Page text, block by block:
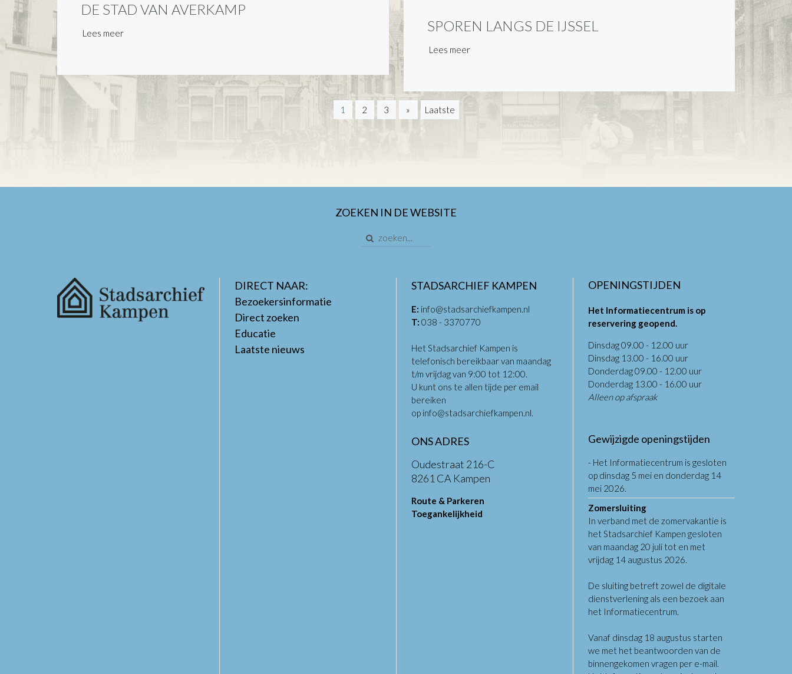
DE STAD VAN AVERKAMP
Lees meer SPOREN LANGS DE IJSSEL
Lees meer
1 2 3 » Laatste
ZOEKEN IN DE WEBSITE
DIRECT NAAR:
Bezoekersinformatie
Direct zoeken
Educatie
Laatste nieuws
STADSARCHIEF KAMPEN
E: info@stadsarchiefkampen.nl
T: 038 - 3370770
Het Stadsarchief Kampen is
telefonisch bereikbaar van maandag
t/m vrijdag van 9:00 tot 12:00.
U kunt ons te allen tijde per email
bereiken
op info@stadsarchiefkampen.nl.
ONS ADRES
Oudestraat 216-C
8261 CA Kampen
Route & Parkeren
Toegankelijkheid
OPENINGSTIJDEN
Het Informatiecentrum is op
reservering geopend.
Dinsdag 09.00 - 12.00 uur
Dinsdag 13.00 - 16.00 uur
Donderdag 09.00 - 12.00 uur
Donderdag 13.00 - 16.00 uur
Alleen op afspraak
Gewijzigde openingstijden
- Het Informatiecentrum is gesloten
op dinsdag 5 mei en donderdag 14
mei 2026.
Zomersluiting
In verband met de zomervakantie is
het Stadsarchief Kampen gesloten
van maandag 20 juli tot en met
vrijdag 14 augustus 2026.
De sluiting betreft zowel de digitale
dienstverlening als een bezoek aan
het Informatiecentrum.
Vanaf dinsdag 18 augustus starten
we met het beantwoorden van de
binnengekomen vragen per e-mail.